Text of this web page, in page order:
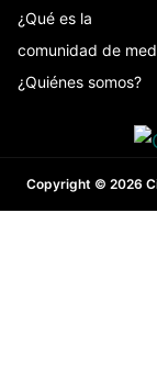
¿Qué es la
comunidad de
¿Quiénes somos?
Copyright © 2026